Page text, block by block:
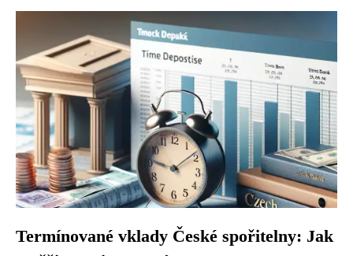
Termínované vklady České spořitelny: Jak